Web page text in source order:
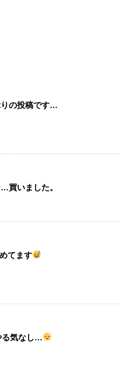
の投稿です…
買いました。
てます
る気なし…